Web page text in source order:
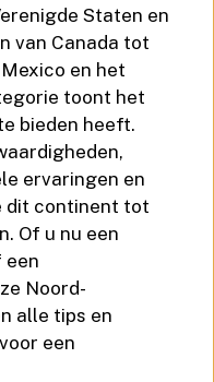
Staten en
van Canada tot
en het
toont het
bieden heeft.
ervaringen en
dit continent tot
Of u nu een
een
Noord-
alle tips en
een